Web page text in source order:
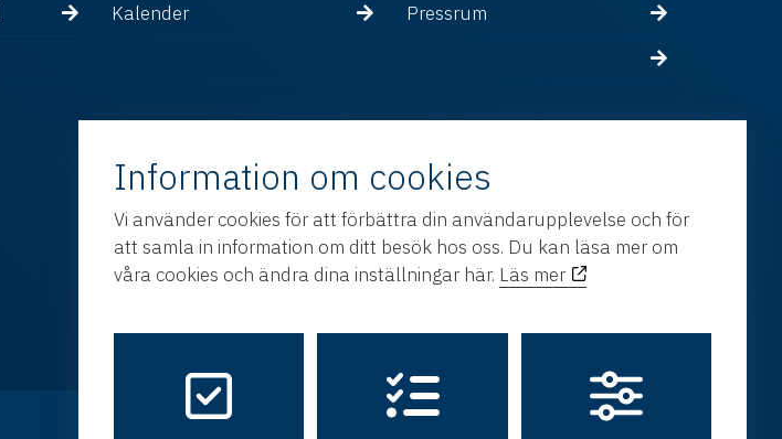
Kalender
Pressrum
Information om cookies
Vi använder cookies för att förbättra din användarupplevelse och för
att samla in information om ditt besök hos oss. Du kan läsa mer om
våra cookies och ändra dina inställningar här. Läs mer